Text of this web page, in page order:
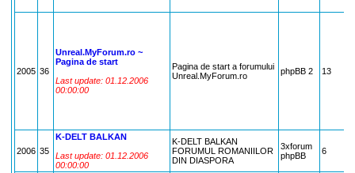
2005 36
Unreal.MyForum.ro ~
Pagina de start
Last update: 01.12.2006
00:00:00
Pagina de start a forumului
Unreal.MyForum.ro
phpBB 2 13
2006 35
K-DELT BALKAN
Last update: 01.12.2006
00:00:00
K-DELT BALKAN
FORUMUL ROMANIILOR
DIN DIASPORA
3xforum
phpBB
6